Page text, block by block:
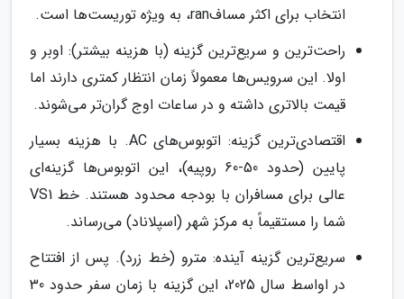
انتخاب برای اکثر مسافran، به ویژه توریست‌ها است.
راحت‌ترین و سریع‌ترین گزینه (با هزینه بیشتر): اوبر و
اولا. این سرویس‌ها معمولاً زمان انتظار کمتری دارند اما
قیمت بالاتری داشته و در ساعات اوج گران‌تر می‌شوند.
اقتصادی‌ترین گزینه: اتوبوس‌های AC. با هزینه بسیار
پایین (حدود 50-60 روپیه)، این اتوبوس‌ها گزینه‌ای
عالی برای مسافران با بودجه محدود هستند. خط VS1
شما را مستقیماً به مرکز شهر (اسپلاناد) می‌رساند.
سریع‌ترین گزینه آینده: مترو (خط زرد). پس از افتتاح
در اواسط سال 2025، این گزینه با زمان سفر حدود 30